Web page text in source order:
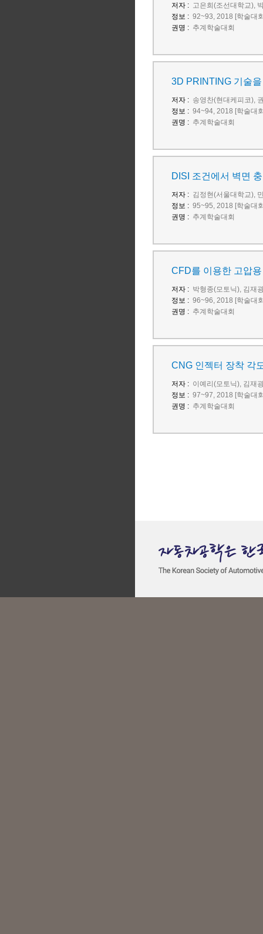
저자 : 고은희(조선대학교),
정보 : 92~93, 2018 [학술대
권명 : 추계학술대회
3D PRINTING 기술
저자 : 송영찬(현대케피코),
정보 : 94~94, 2018 [학술대
권명 : 추계학술대회
DISI 조건에서 벽면
저자 : 김정현(서울대학교),
정보 : 95~95, 2018 [학술대
권명 : 추계학술대회
CFD를 이용한 고압
저자 : 박형종(모토닉), 김재
정보 : 96~96, 2018 [학술대
권명 : 추계학술대회
CNG 인젝터 장착 각
저자 : 이예리(모토닉), 김재
정보 : 97~97, 2018 [학술대
권명 : 추계학술대회